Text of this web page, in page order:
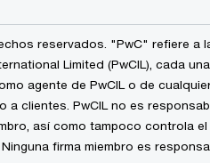
reservados. "PwC" refiere a
Limited (PwCIL), cada
agente de PwCIL o de
a clientes. PwCIL no es
así como tampoco controla
firma miembro es